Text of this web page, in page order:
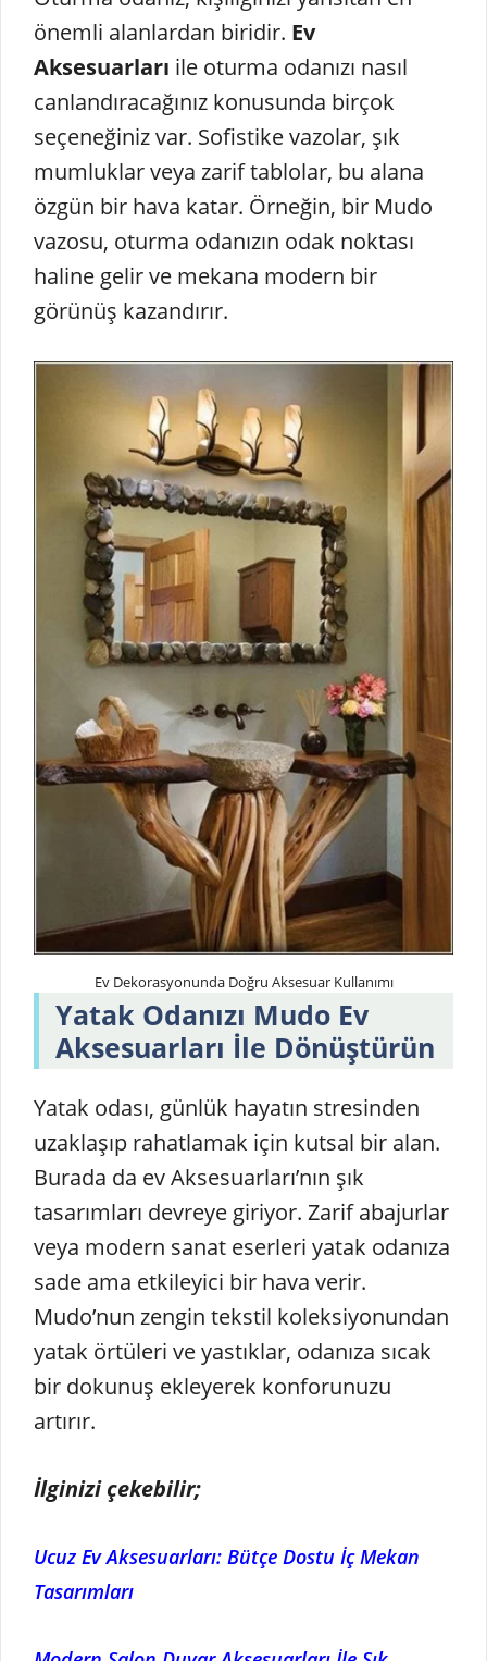
önemli alanlardan biridir. Ev
Aksesuarları ile oturma odanızı nasıl
canlandıracağınız konusunda birçok
seçeneğiniz var. Sofistike vazolar, şık
mumluklar veya zarif tablolar, bu alana
özgün bir hava katar. Örneğin, bir Mudo
vazosu, oturma odanızın odak noktası
haline gelir ve mekana modern bir
görünüş kazandırır.
Ev Dekorasyonunda Doğru Aksesuar Kullanımı
Yatak Odanızı Mudo Ev
Aksesuarları İle Dönüştürün
Yatak odası, günlük hayatın stresinden
uzaklaşıp rahatlamak için kutsal bir alan.
Burada da ev Aksesuarları’nın şık
tasarımları devreye giriyor. Zarif abajurlar
veya modern sanat eserleri yatak odanıza
sade ama etkileyici bir hava verir.
Mudo’nun zengin tekstil koleksiyonundan
yatak örtüleri ve yastıklar, odanıza sıcak
bir dokunuş ekleyerek konforunuzu
artırır.
İlginizi çekebilir;
Ucuz Ev Aksesuarları: Bütçe Dostu İç Mekan
Tasarımları